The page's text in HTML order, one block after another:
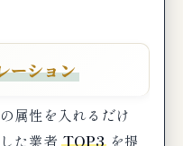
？創業期の次の一手
査落ち時の次の一手
ーション
属性を入れるだけ
た業者 TOP3 を提